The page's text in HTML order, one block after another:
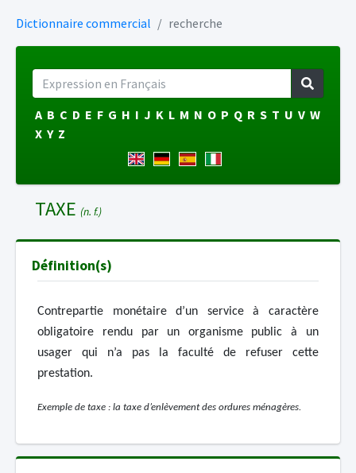
Dictionnaire commercial recherche
A B C D E F G H I J K L M N O P Q R S T U V W
X Y Z
TAXE (n. f.)
Définition(s)
Contrepartie monétaire d’un service à caractère
obligatoire rendu par un organisme public à un
usager qui n’a pas la faculté de refuser cette
prestation.
Exemple de taxe : la taxe d’enlèvement des ordures ménagères.